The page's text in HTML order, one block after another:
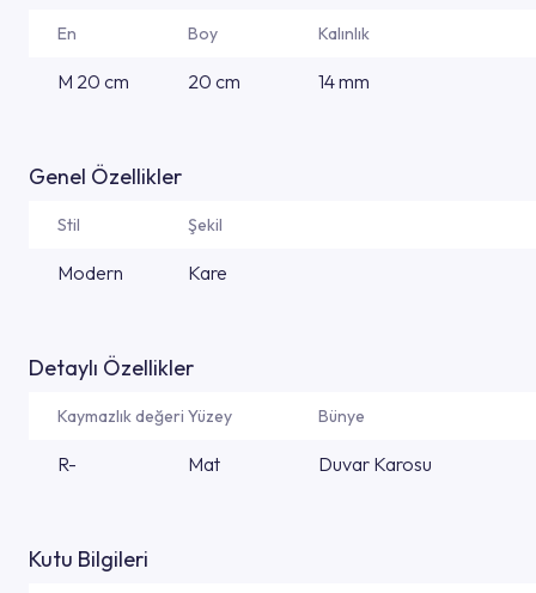
En Boy Kalınlık
M 20 cm 20 cm 14 mm
Genel Özellikler
Stil Şekil
Modern Kare
Detaylı Özellikler
Kaymazlık değeri Yüzey Bünye
R- Mat Duvar Karosu
Kutu Bilgileri